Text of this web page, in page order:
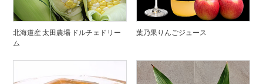
北海道産 太田農場 ドルチェドリー
ム
葉乃果りんごジュース